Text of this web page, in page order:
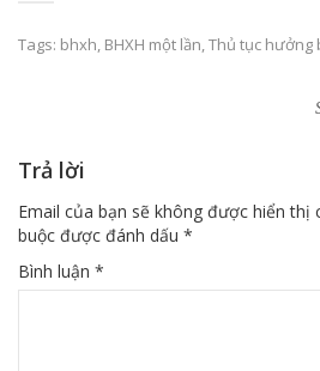
Tags: bhxh, BHXH một lần,Thủ tục hưởng
Trả lời
Email của bạn sẽ không được hiển thị
buộc được đánh dấu *
Bình luận *